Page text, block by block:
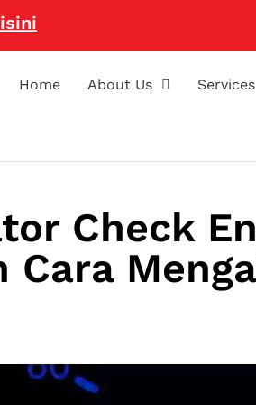
Home About Us Services
Check
Cara